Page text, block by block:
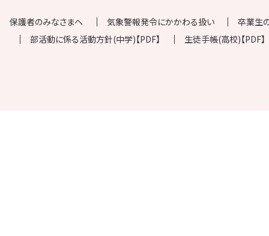
保護者のみなさまへ 気象警報発令にかかわる扱い
卒業生
部活動に係る活動方針(中学)【PDF】
生徒手帳(高校)【PDF】